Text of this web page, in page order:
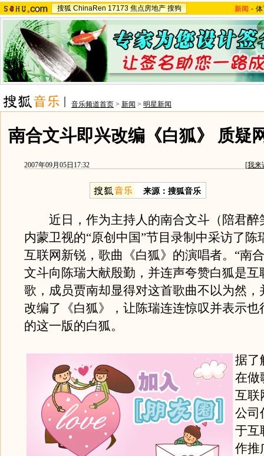
搜狐 ChinaRen 17173 焦点房地产 搜狗 新闻 -
音乐频道首页 > 新闻 > 明星新闻
南合文斗即兴改编《白狐》 质疑
2007年09月05日17:32 [我来
来源：搜狐音乐
近日，作为主持人的南合文斗（陪君醉
内蒙卫视的“原创中国”节目录制中采访了
互联网新锐，歌曲《白狐》的演唱者。“南
文斗向陈瑞大献殷勤，并连声夸赞白狐是互
歌，成员贾南却显得对这首歌曲不以为然，
改编了《白狐》，让陈瑞连连惊叹并表示也
的这一版的白狐。
据了
在做
互联
公司
于互
作推